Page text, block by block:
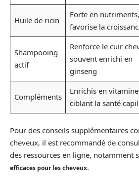
Huile de ricin
Forte en nutriments,
favorise la
Shampooing
actif
Renforce le cuir
souvent enrichi en
ginseng
Compléments
Enrichis en
ciblant la santé
Pour des conseils supplémentaires
cheveux, il est recommandé de
des ressources en ligne, notamment
efficaces pour les cheveux.